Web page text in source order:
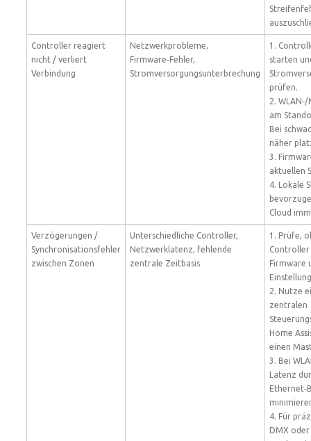
Controller reagiert
nicht / verliert
Verbindung
Netzwerkprobleme,
Firmware‑Fehler,
Stromversorgungsunterbrechung
1.
starten
prüfen.
2. WLAN‑/
am
Bei
näher
3.
aktuellen
4. Lokale
Cloud
Verzögerungen /
Synchronisationsfehler
zwischen Zonen
Unterschiedliche Controller,
Netzwerklatenz, fehlende
zentrale Zeitbasis
1. Prüfe,
Controller
Firmware
2. Nutze
zentralen
Home
einen
3. Bei
Latenz
4. Für
DMX oder